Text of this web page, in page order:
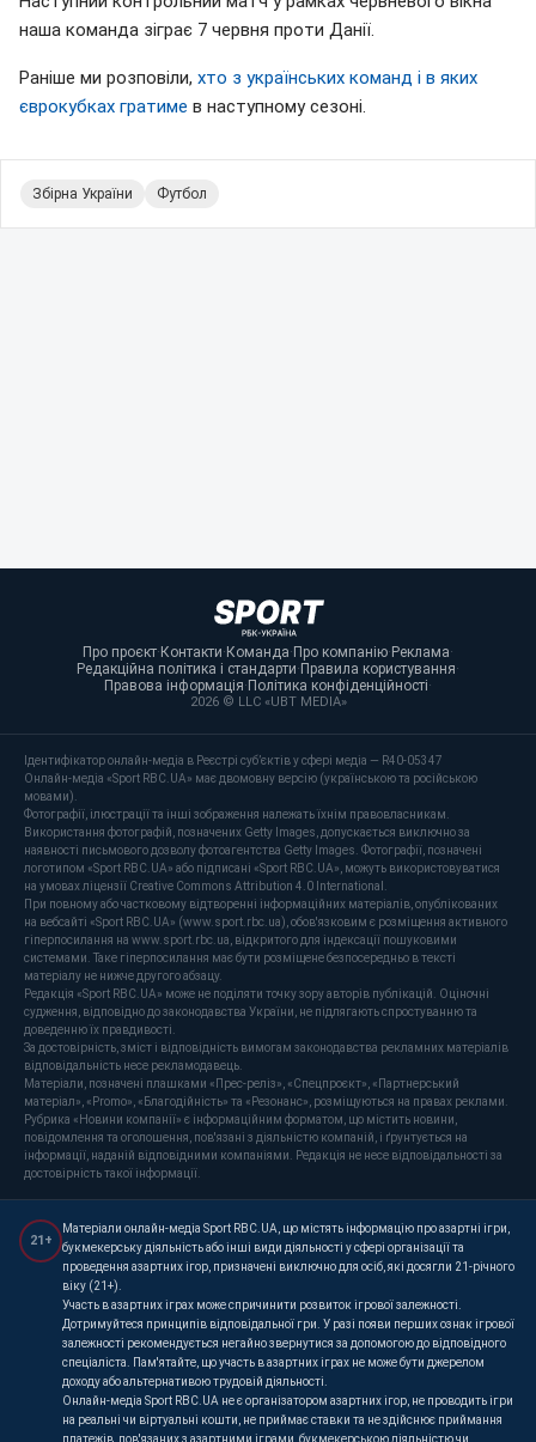
наша команда зіграє 7 червня проти Данії.
Раніше ми розповіли, хто з українських команд і в яких
єврокубках гратиме в наступному сезоні.
Збірна України Футбол
Про проєкт·Контакти·Команда·Про компанію·Реклама·
Редакційна політика і стандарти·Правила користування·
Правова інформація·Політика конфіденційності·
2026 © LLC «UBT MEDIA»
Ідентифікатор онлайн-медіа в Реєстрі суб’єктів у сфері медіа — R40-05347
Онлайн-медіа «Sport RBC.UA» має двомовну версію (українською та російською
мовами).
Фотографії, ілюстрації та інші зображення належать їхнім правовласникам.
Використання фотографій, позначених Getty Images, допускається виключно за
наявності письмового дозволу фотоагентства Getty Images. Фотографії, позначені
логотипом «Sport RBC.UA» або підписані «Sport RBC.UA», можуть використовуватися
на умовах ліцензії Creative Commons Attribution 4.0 International.
При повному або частковому відтворенні інформаційних матеріалів, опублікованих
на вебсайті «Sport RBC.UA» (www.sport.rbc.ua), обов'язковим є розміщення активного
гіперпосилання на www.sport.rbc.ua, відкритого для індексації пошуковими
системами. Таке гіперпосилання має бути розміщене безпосередньо в тексті
матеріалу не нижче другого абзацу.
Редакція «Sport RBC.UA» може не поділяти точку зору авторів публікацій. Оціночні
судження, відповідно до законодавства України, не підлягають спростуванню та
доведенню їх правдивості.
За достовірність, зміст і відповідність вимогам законодавства рекламних матеріалів
відповідальність несе рекламодавець.
Матеріали, позначені плашками «Прес-реліз», «Спецпроєкт», «Партнерський
матеріал», «Promo», «Благодійність» та «Резонанс», розміщуються на правах реклами.
Рубрика «Новини компанії» є інформаційним форматом, що містить новини,
повідомлення та оголошення, пов'язані з діяльністю компаній, і ґрунтується на
інформації, наданій відповідними компаніями. Редакція не несе відповідальності за
достовірність такої інформації.
21+
Матеріали онлайн-медіа Sport RBC.UA, що містять інформацію про азартні ігри,
букмекерську діяльність або інші види діяльності у сфері організації та
проведення азартних ігор, призначені виключно для осіб, які досягли 21-річного
віку (21+).
Участь в азартних іграх може спричинити розвиток ігрової залежності.
Дотримуйтеся принципів відповідальної гри. У разі появи перших ознак ігрової
залежності рекомендується негайно звернутися за допомогою до відповідного
спеціаліста. Пам'ятайте, що участь в азартних іграх не може бути джерелом
доходу або альтернативою трудовій діяльності.
Онлайн-медіа Sport RBC.UA не є організатором азартних ігор, не проводить ігри
на реальні чи віртуальні кошти, не приймає ставки та не здійснює приймання
платежів, пов'язаних з азартними іграми, букмекерською діяльністю чи